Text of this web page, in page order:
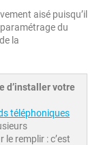
aisé puisqu’il
du
la
d’installer votre
téléphoniques
remplir : c’est